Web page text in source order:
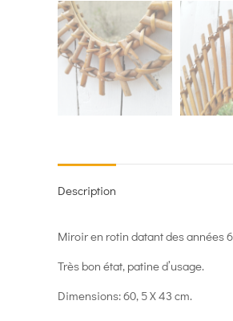
Description
Miroir en rotin datant des années
Très bon état, patine d’usage.
Dimensions: 60, 5 X 43 cm.